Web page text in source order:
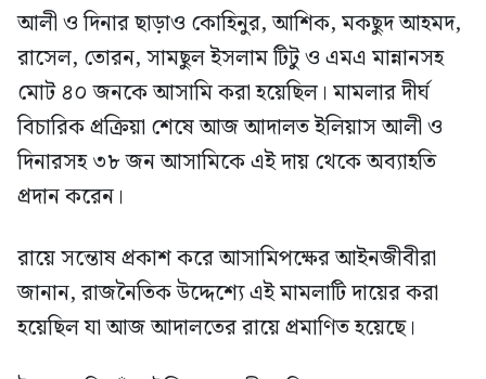
আলী ও দিনার ছাড়াও কোহিনুর, আশিক, মকছুদ আহমদ,
রাসেল, তোরন, সামছুল ইসলাম টিটু ও এমএ মান্নানসহ
মোট ৪০ জনকে আসামি করা হয়েছিল। মামলার দীর্ঘ
বিচারিক প্রক্রিয়া শেষে আজ আদালত ইলিয়াস আলী ও
দিনারসহ ৩৮ জন আসামিকে এই দায় থেকে অব্যাহতি
প্রদান করেন।
রায়ে সন্তোষ প্রকাশ করে আসামিপক্ষের আইনজীবীরা
জানান, রাজনৈতিক উদ্দেশ্যে এই মামলাটি দায়ের করা
হয়েছিল যা আজ আদালতের রায়ে প্রমাণিত হয়েছে।